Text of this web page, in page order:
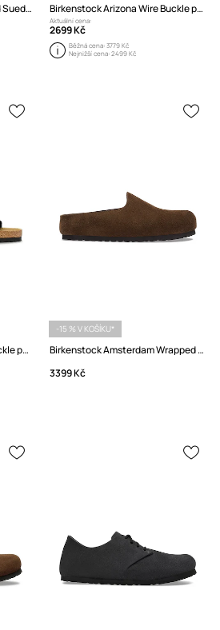
Birkenstock Naples Wrapped Suede Leather pantofle nazouváky semišové
Birkenstock Arizona Wire Buckle pantofle nubukové
Aktuální cena:
2699 Kč
Běžná cena:3779 Kč
Nejnižší cena:2499 Kč
Birkenstock Arizona Wire Buckle pantofle nubukové
-15 % V KOŠÍKU*
Birkenstock Amsterdam Wrapped Suede Leather pantofle semišové
3399 Kč